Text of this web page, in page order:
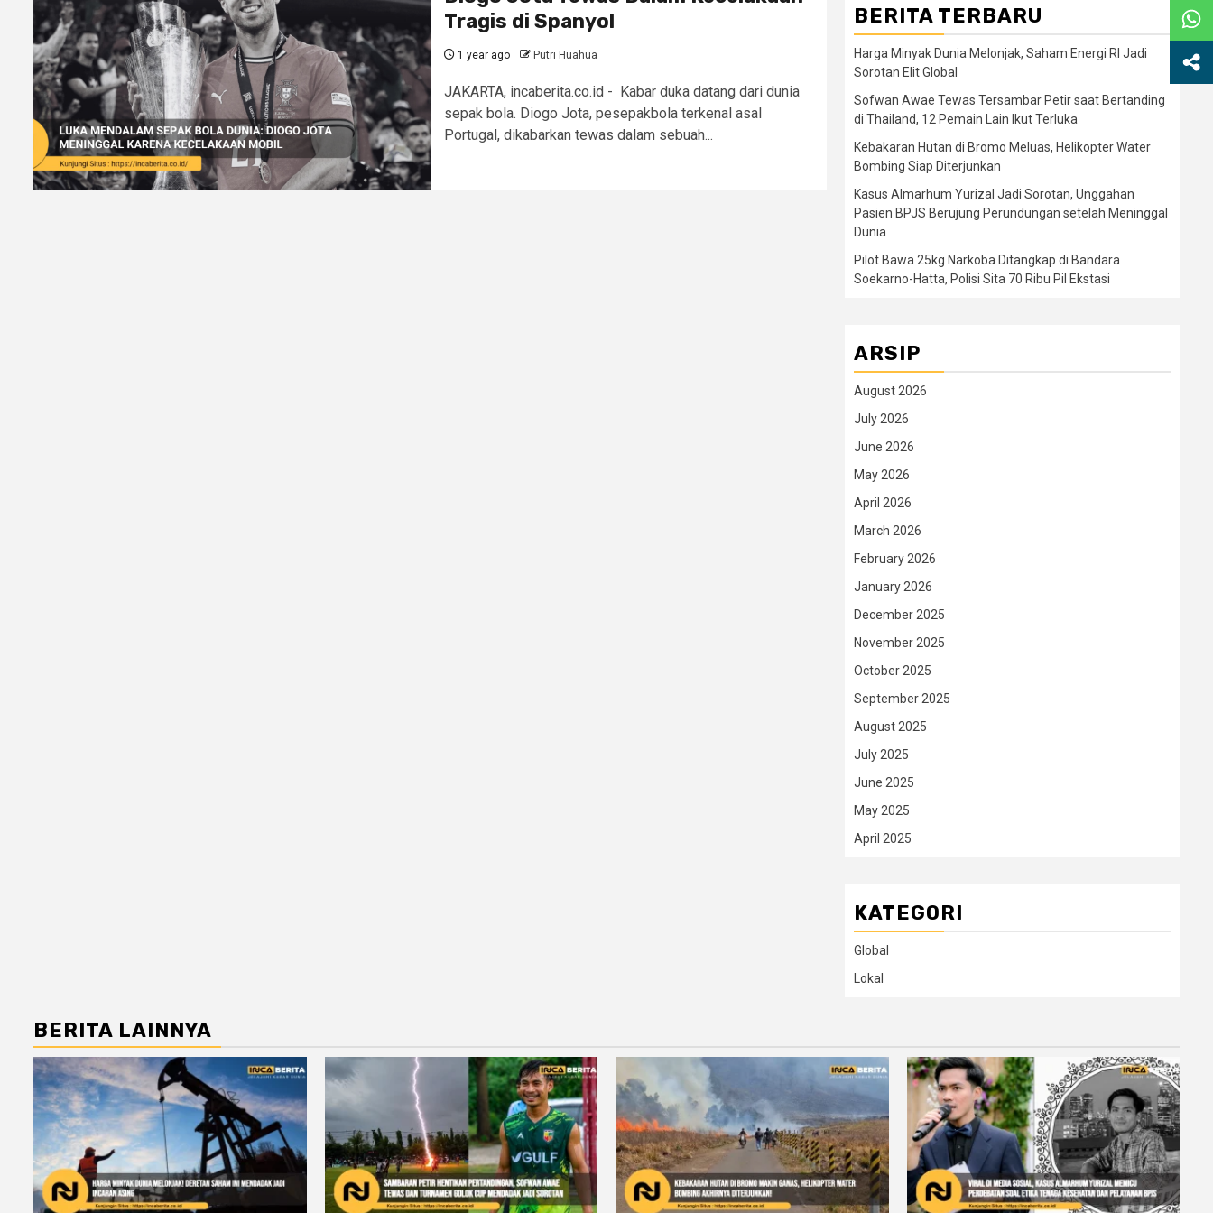
Tragis di Spanyol
1 year ago Putri Huahua
JAKARTA, incaberita.co.id - Kabar duka datang dari dunia
sepak bola. Diogo Jota, pesepakbola terkenal asal
Portugal, dikabarkan tewas dalam sebuah...
BERITA TERBARU
Harga Minyak Dunia Melonjak, Saham Energi RI Jadi
Sorotan Elit Global
Sofwan Awae Tewas Tersambar Petir saat Bertanding
di Thailand, 12 Pemain Lain Ikut Terluka
Kebakaran Hutan di Bromo Meluas, Helikopter Water
Bombing Siap Diterjunkan
Kasus Almarhum Yurizal Jadi Sorotan, Unggahan
Pasien BPJS Berujung Perundungan setelah Meninggal
Dunia
Pilot Bawa 25kg Narkoba Ditangkap di Bandara
Soekarno-Hatta, Polisi Sita 70 Ribu Pil Ekstasi
ARSIP
August 2026
July 2026
June 2026
May 2026
April 2026
March 2026
February 2026
January 2026
December 2025
November 2025
October 2025
September 2025
August 2025
July 2025
June 2025
May 2025
April 2025
KATEGORI
Global
Lokal
BERITA LAINNYA